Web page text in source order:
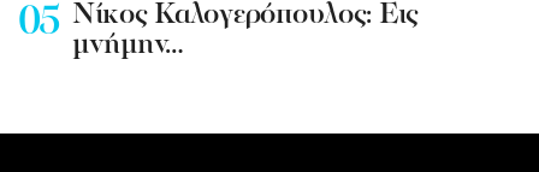
Νίκος Καλογερόπουλος: Εις
μνήμην…